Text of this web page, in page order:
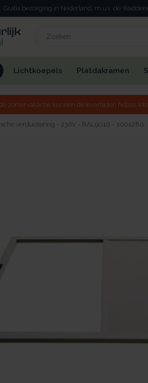
Gratis bezorging in Nederland, m.u.v. de
Lichtkoepels Platdakramen
zomervakantie kunnen de levertijden helaas
verduistering - 230V - RAL9010 - 100x280